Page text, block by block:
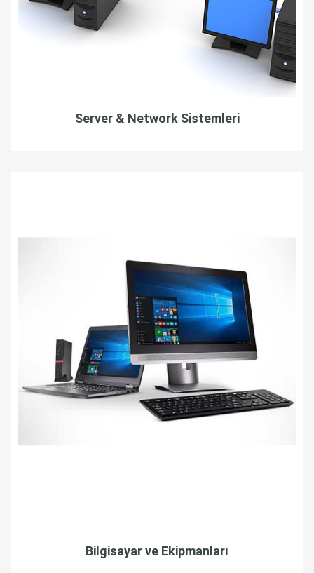
Server & Network Sistemleri
Bilgisayar ve Ekipmanları